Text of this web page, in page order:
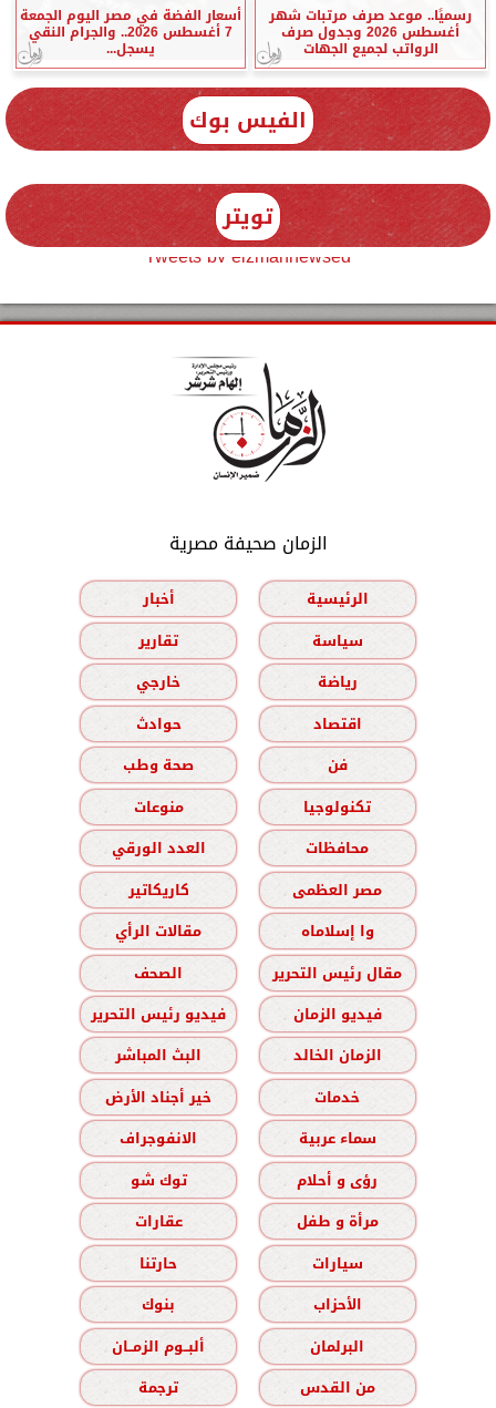
رسميًا.. موعد صرف مرتبات شهر
أغسطس 2026 وجدول صرف
الرواتب لجميع الجهات
أسعار الفضة في مصر اليوم الجمعة
7 أغسطس 2026.. والجرام النقي
يسجل...
الفيس بوك
تويتر
Tweets by elzmannewseg
الزمان صحيفة مصرية
الرئيسية
أخبار
سياسة
تقارير
رياضة
خارجي
اقتصاد
حوادث
فن
صحة وطب
تكنولوجيا
منوعات
محافظات
العدد الورقي
مصر العظمى
كاريكاتير
وا إسلاماه
مقالات الرأي
مقال رئيس التحرير
الصحف
فيديو الزمان
فيديو رئيس التحرير
الزمان الخالد
البث المباشر
خدمات
خير أجناد الأرض
سماء عربية
الانفوجراف
رؤى و أحلام
توك شو
مرأة و طفل
عقارات
سيارات
حارتنا
الأحزاب
بنوك
البرلمان
ألبــوم الزمــان
من القدس
ترجمة